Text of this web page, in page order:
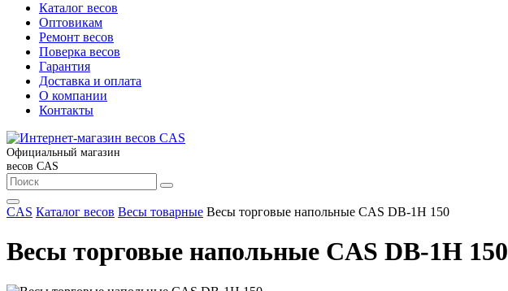
Каталог весов
Оптовикам
Ремонт весов
Поверка весов
Гарантия
Доставка и оплата
О компании
Контакты
Официальный магазин
весов CAS
CAS Каталог весов Весы товарные Весы торговые напольные CAS DB-1H 150
Весы торговые напольные CAS DB-1H 150